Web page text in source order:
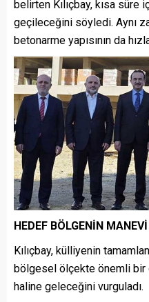
belirten Kılıçbay, kısa süre
geçileceğini söyledi. Aynı
betonarme yapısının da
HEDEF BÖLGENİN
Kılıçbay, külliyenin
bölgesel ölçekte önemli bir
haline geleceğini vurguladı.